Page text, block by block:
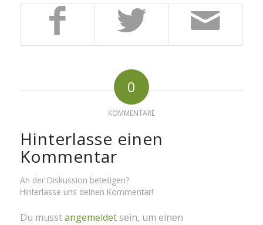
0
KOMMENTARE
Hinterlasse einen
Kommentar
An der Diskussion beteiligen?
Hinterlasse uns deinen Kommentar!
Du musstangemeldetsein, um einen